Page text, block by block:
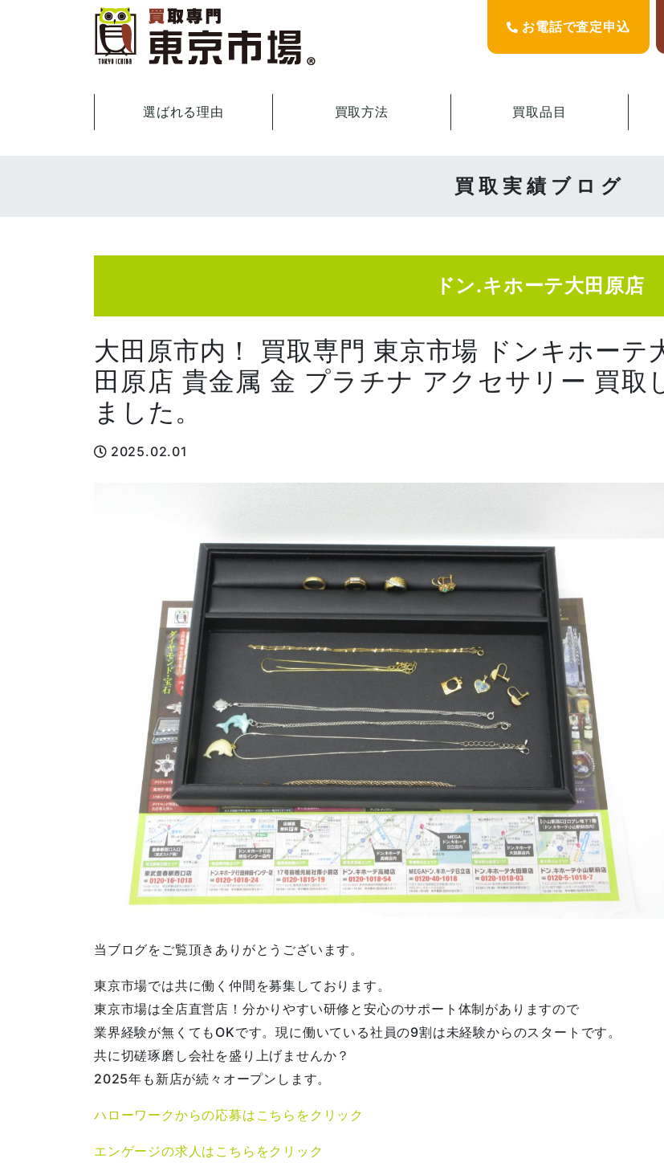
お電話で査定申込
選ばれる理由 買取方法 買取品目
買取実績ブログ
ドン.キホーテ大田原店
大田原市内！ 買取専門 東京市場 ドンキホーテ
田原店 貴金属 金 プラチナ アクセサリー 買取
ました。
2025.02.01
当ブログをご覧頂きありがとうございます。
東京市場では共に働く仲間を募集しております。
東京市場は全店直営店！分かりやすい研修と安心のサポート体制がありますので
業界経験が無くてもOKです。現に働いている社員の9割は未経験からのスタートです。
共に切磋琢磨し会社を盛り上げませんか？
2025年も新店が続々オープンします。
ハローワークからの応募はこちらをクリック
エンゲージの求人はこちらをクリック